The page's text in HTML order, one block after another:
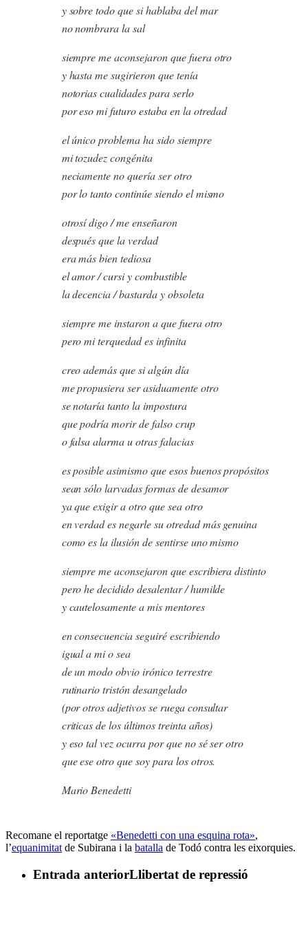
y sobre todo que si hablaba del mar
no nombrara la sal
siempre me aconsejaron que fuera otro
y hasta me sugirieron que tenía
notorias cualidades para serlo
por eso mi futuro estaba en la otredad
el único problema ha sido siempre
mi tozudez congénita
neciamente no quería ser otro
por lo tanto continúe siendo el mismo
otrosí digo / me enseñaron
después que la verdad
era más bien tediosa
el amor / cursi y combustible
la decencia / bastarda y obsoleta
siempre me instaron a que fuera otro
pero mi terquedad es infinita
creo además que si algún día
me propusiera ser asiduamente otro
se notaría tanto la impostura
que podría morir de falso crup
o falsa alarma u otras falacias
es posible asimismo que esos buenos propósitos
sean sólo larvadas formas de desamor
ya que exigir a otro que sea otro
en verdad es negarle su otredad más genuina
como es la ilusión de sentirse uno mismo
siempre me aconsejaron que escribiera distinto
pero he decidido desalentar / humilde
y cautelosamente a mis mentores
en consecuencia seguiré escribiendo
igual a mi o sea
de un modo obvio irónico terrestre
rutinario tristón desangelado
(por otros adjetivos se ruega consultar
criticas de los últimos treinta años)
y eso tal vez ocurra por que no sé ser otro
que ese otro que soy para los otros.
Mario Benedetti
Recomane el reportatge «Benedetti con una esquina rota»,
l’equanimitat de Subirana i la batalla de Todó contra les eixorquies.
Entrada anteriorLlibertat de repressió